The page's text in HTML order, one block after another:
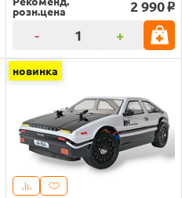
розн.цена 2 990 o
- +
новинка